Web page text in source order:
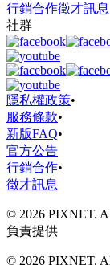
行銷合作徵才訊息
社群
隱私權政策•
服務條款•
新版FAQ•
官方公告
行銷合作•
徵才訊息
© 2026 PIXNET.
負責提供
© 2026 PIXNET.